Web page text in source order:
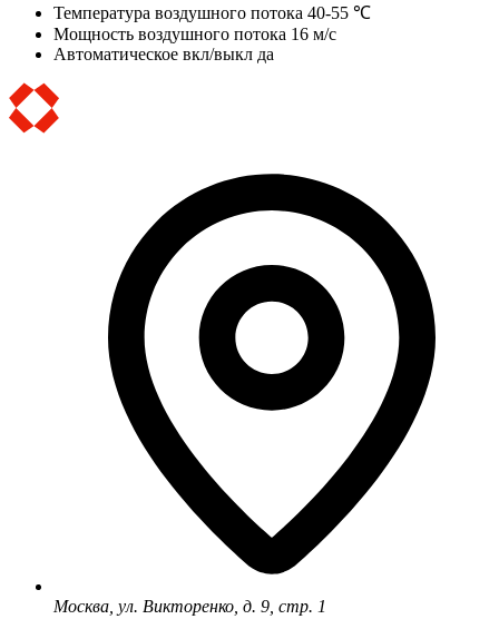
Температура воздушного потока 40-55 ℃
Мощность воздушного потока 16 м/с
Автоматическое вкл/выкл да
Москва, ул. Викторенко, д. 9, стр. 1